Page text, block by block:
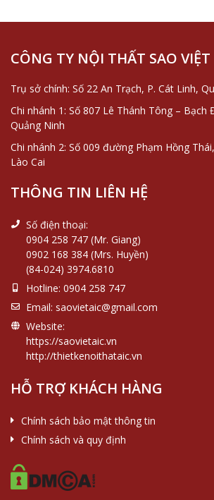
CÔNG TY NỘI THẤT SAO VIỆT
Trụ sở chính: Số 22 An Trạch, P. Cát Linh,
Chi nhánh 1: Số 807 Lê Thánh Tông – Bạch
Quảng Ninh
Chi nhánh 2: Số 009 đường Phạm Hồng
Lào Cai
THÔNG TIN LIÊN HỆ
Số điện thoại:
0904 258 747 (Mr. Giang)
0902 168 384 (Mrs. Huyền)
(84-024) 3974.6810
Hotline: 0904 258 747
Email: saovietaic@gmail.com
Website:
https://saovietaic.vn
http://thietkenoithataic.vn
HỖ TRỢ KHÁCH HÀNG
Chính sách bảo mật thông tin
Chính sách và quy định